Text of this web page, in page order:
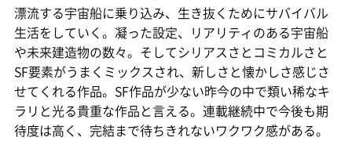
漂流する宇宙船に乗り込み、生き抜くためにサバイバル
生活をしていく。凝った設定、リアリティのある宇宙船
や未来建造物の数々。そしてシリアスさとコミカルさと
SF要素がうまくミックスされ、新しさと懐かしさ感じさ
せてくれる作品。SF作品が少ない昨今の中で類い稀なキ
ラリと光る貴重な作品と言える。連載継続中で今後も期
待度は高く、完結まで待ちきれないワクワク感がある。